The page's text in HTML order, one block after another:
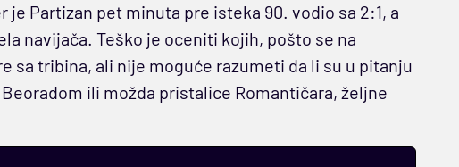
Partizan pet minuta pre isteka 90. vodio sa 2:1, a
navijača. Teško je oceniti kojih, pošto se na
sa tribina, ali nije moguće razumeti da li su u pitanju
ili možda pristalice Romantičara, željne